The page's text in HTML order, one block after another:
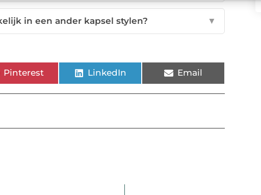
in een ander kapsel stylen? ▼
Pinterest LinkedIn Email